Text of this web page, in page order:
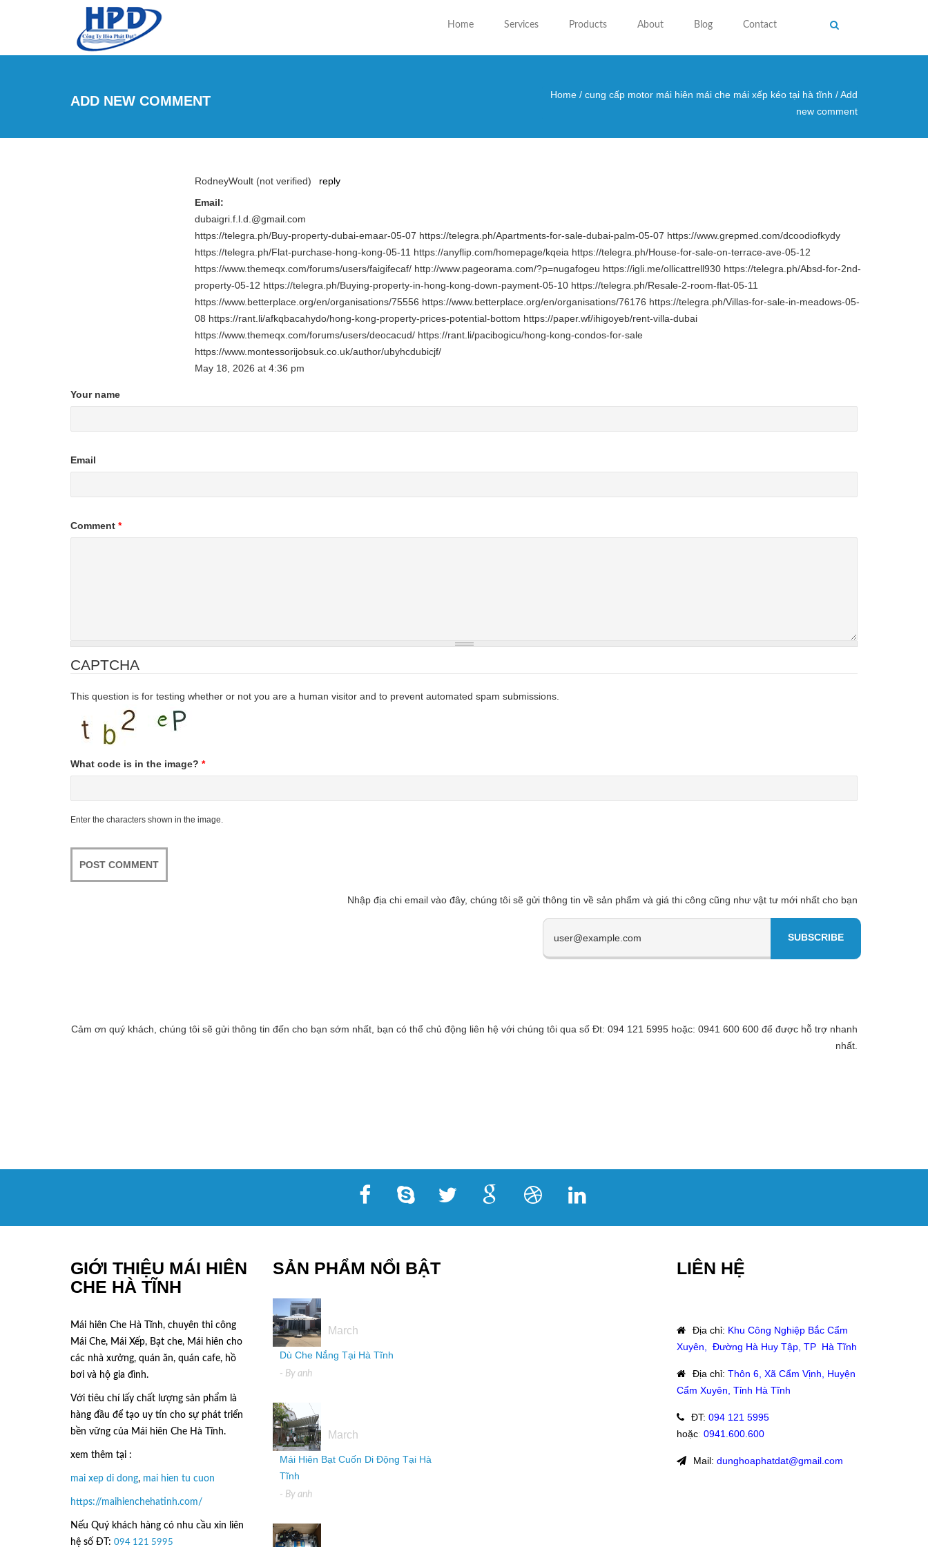
Skip to main content
Home Services Products About Blog Contact
ADD NEW COMMENT You are here
Home / cung cấp motor mái hiên mái che mái xếp kéo tại hà tĩnh /Add
new comment
RodneyWoult (not verified)
reply
Email:
dubaigri.f.l.d.@gmail.com
https://telegra.ph/Buy-property-dubai-emaar-05-07 https://telegra.ph/Apartments-for-sale-dubai-palm-05-07 https://www.grepmed.com/dcoodiofkydy
https://telegra.ph/Flat-purchase-hong-kong-05-11 https://anyflip.com/homepage/kqeia https://telegra.ph/House-for-sale-on-terrace-ave-05-12
https://www.themeqx.com/forums/users/faigifecaf/ http://www.pageorama.com/?p=nugafogeu https://igli.me/ollicattrell930 https://telegra.ph/Absd-for-2nd-
property-05-12 https://telegra.ph/Buying-property-in-hong-kong-down-payment-05-10 https://telegra.ph/Resale-2-room-flat-05-11
https://www.betterplace.org/en/organisations/75556 https://www.betterplace.org/en/organisations/76176 https://telegra.ph/Villas-for-sale-in-meadows-05-
08 https://rant.li/afkqbacahydo/hong-kong-property-prices-potential-bottom https://paper.wf/ihigoyeb/rent-villa-dubai
https://www.themeqx.com/forums/users/deocacud/ https://rant.li/pacibogicu/hong-kong-condos-for-sale
https://www.montessorijobsuk.co.uk/author/ubyhcdubicjf/
May 18, 2026 at 4:36 pm
Your name
Email
Comment *
CAPTCHA
This question is for testing whether or not you are a human visitor and to prevent automated spam submissions.
What code is in the image? *
Enter the characters shown in the image.
Nhập địa chi email vào đây, chúng tôi sẽ gửi thông tin về sản phẩm và giá thi công cũng như vật tư mới nhất cho bạn
Cảm ơn quý khách, chúng tôi sẽ gửi thông tin đến cho bạn sớm nhất, bạn có thể chủ động liên hệ với chúng tôi qua số Đt: 094 121 5995 hoặc: 0941 600 600 để được hỗ trợ nhanh
nhất.
GIỚI THIỆU MÁI HIÊN
CHE HÀ TĨNH
Mái hiên Che Hà Tĩnh, chuyên thi công
Mái Che, Mái Xếp, Bạt che, Mái hiên cho
các nhà xưởng, quán ăn, quán cafe, hồ
bơi và hộ gia đình.
Với tiêu chí lấy chất lượng sản phẩm là
hàng đầu để tạo uy tín cho sự phát triển
bền vững của Mái hiên Che Hà Tĩnh.
xem thêm tại :
mai xep di dong, mai hien tu cuon
https://maihienchehatinh.com/
Nếu Quý khách hàng có nhu cầu xin liên
hệ số ĐT: 094 121 5995
SẢN PHẨM NỔI BẬT
March
Dù Che Nắng Tại Hà Tĩnh
- By anh
March
Mái Hiên Bạt Cuốn Di Động Tại Hà
Tĩnh
- By anh
LIÊN HỆ
Địa chỉ: Khu Công Nghiệp Bắc Cẩm
Xuyên, Đường Hà Huy Tập, TP Hà Tĩnh
Địa chỉ: Thôn 6, Xã Cẩm Vịnh, Huyện
Cẩm Xuyên, Tỉnh Hà Tĩnh
ĐT: 094 121 5995
hoặc: 0941.600.600
Mail: dunghoaphatdat@gmail.com